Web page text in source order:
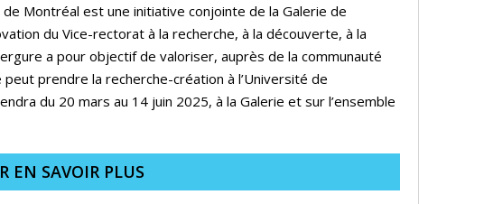
Montréal est une initiative conjointe de la Galerie de
du Vice-rectorat à la recherche, à la découverte, à la
a pour objectif de valoriser, auprès de la communauté
prendre la recherche-création à l’Université de
du 20 mars au 14 juin 2025, à la Galerie et sur l’ensemble
EN SAVOIR PLUS